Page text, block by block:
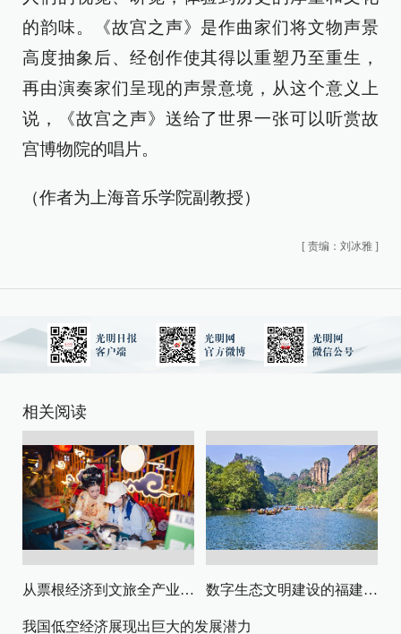
的韵味。《故宫之声》是作曲家们将文物声景
高度抽象后、经创作使其得以重塑乃至重生，
再由演奏家们呈现的声景意境，从这个意义上
说，《故宫之声》送给了世界一张可以听赏故
宫博物院的唱片。
（作者为上海音乐学院副教授）
[ 责编：刘冰雅 ]
相关阅读
从票根经济到文旅全产业链升级 数字生态文明建设的福建路径与启示
我国低空经济展现出巨大的发展潜力